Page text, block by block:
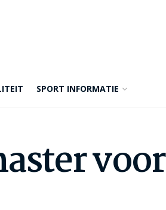
SPORT INFORMATIE
voor